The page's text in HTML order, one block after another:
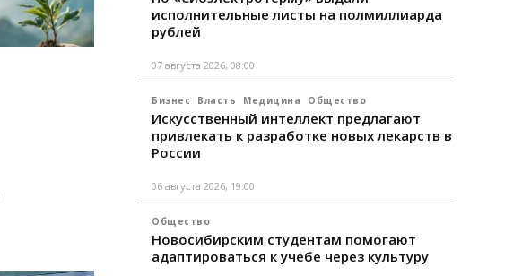
исполнительные листы на полмиллиарда
рублей
07 августа 2026, 08:00
Бизнес Власть Медицина Общество
Искусственный интеллект предлагают
привлекать к разработке новых лекарств в
России
06 августа 2026, 19:00
Общество
Новосибирским студентам помогают
адаптироваться к учебе через культуру